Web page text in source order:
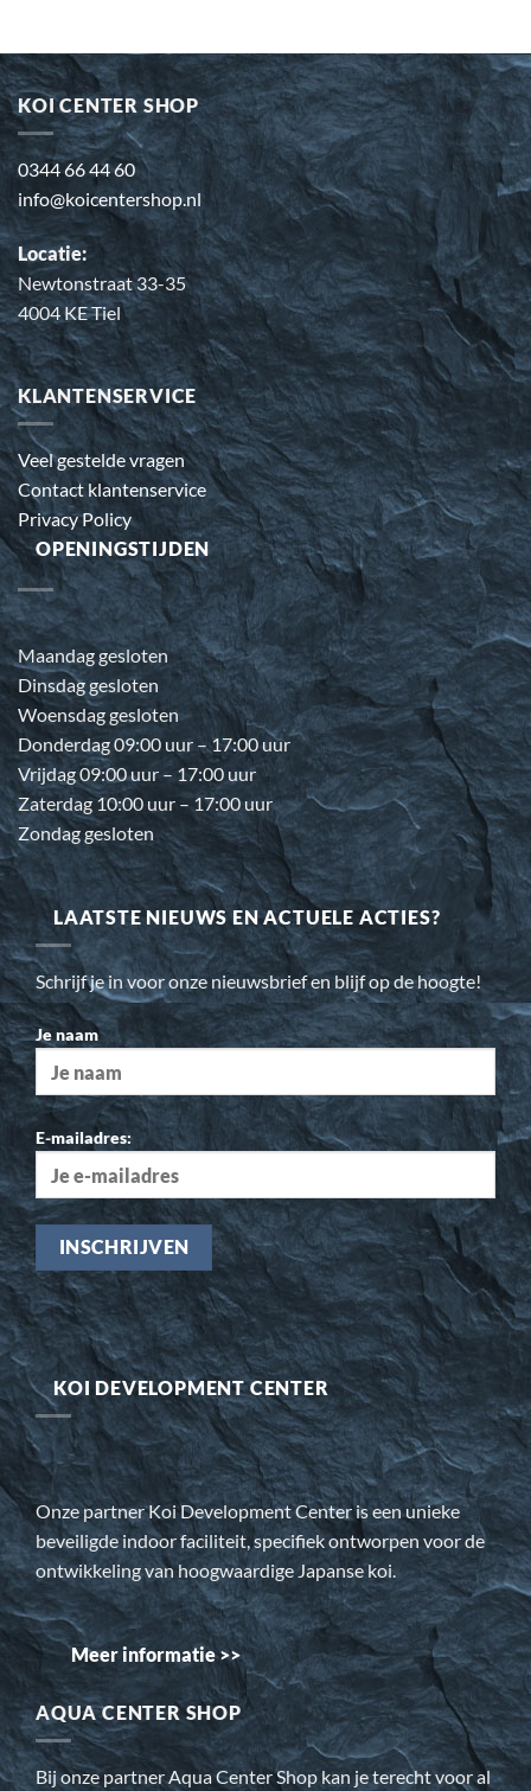
KOI CENTER SHOP
0344 66 44 60
info@koicentershop.nl
Locatie:
Newtonstraat 33-35
4004 KE Tiel
KLANTENSERVICE
Veel gestelde vragen
Contact klantenservice
Privacy Policy
OPENINGSTIJDEN
Maandag gesloten
Dinsdag gesloten
Woensdag gesloten
Donderdag 09:00 uur – 17:00 uur
Vrijdag 09:00 uur – 17:00 uur
Zaterdag 10:00 uur – 17:00 uur
Zondag gesloten
LAATSTE NIEUWS EN ACTUELE ACTIES?
Schrijf je in voor onze nieuwsbrief en blijf op de hoogte!
Je naam
E-mailadres:
KOI DEVELOPMENT CENTER
Onze partner Koi Development Center is een unieke
beveiligde indoor faciliteit, specifiek ontworpen voor de
ontwikkeling van hoogwaardige Japanse koi.
Meer informatie >>
AQUA CENTER SHOP
Bij onze partner Aqua Center Shop kan je terecht voor al